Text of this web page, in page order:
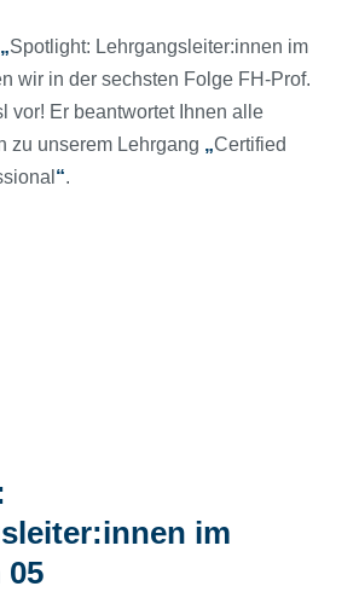
„Spotlight: Lehrgangsleiter:innen im
wir in der sechsten Folge FH-Prof.
vor! Er beantwortet Ihnen alle
zu unserem Lehrgang „Certified
“.
im
05